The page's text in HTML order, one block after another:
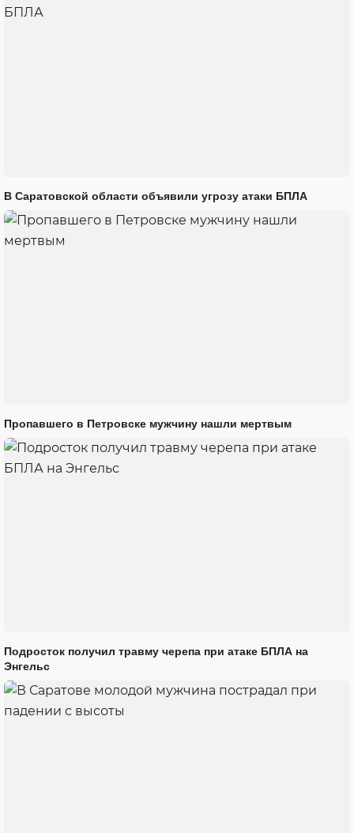
В Саратовской области объявили угрозу атаки БПЛА
Пропавшего в Петровске мужчину нашли мертвым
Подросток получил травму черепа при атаке БПЛА на
Энгельс